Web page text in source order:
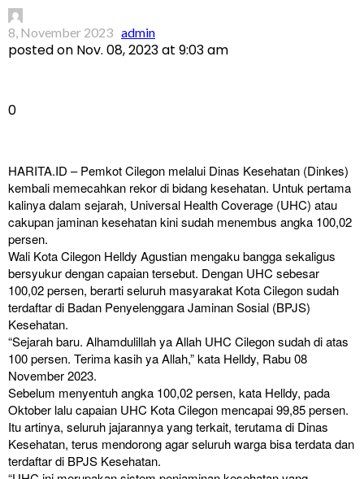
8, November 2023 admin
posted on Nov. 08, 2023 at 9:03 am
0
HARITA.ID – Pemkot Cilegon melalui Dinas Kesehatan (Dinkes)
kembali memecahkan rekor di bidang kesehatan. Untuk pertama
kalinya dalam sejarah, Universal Health Coverage (UHC) atau
cakupan jaminan kesehatan kini sudah menembus angka 100,02
persen.
Wali Kota Cilegon Helldy Agustian mengaku bangga sekaligus
bersyukur dengan capaian tersebut. Dengan UHC sebesar
100,02 persen, berarti seluruh masyarakat Kota Cilegon sudah
terdaftar di Badan Penyelenggara Jaminan Sosial (BPJS)
Kesehatan.
“Sejarah baru. Alhamdulillah ya Allah UHC Cilegon sudah di atas
100 persen. Terima kasih ya Allah,” kata Helldy, Rabu 08
November 2023.
Sebelum menyentuh angka 100,02 persen, kata Helldy, pada
Oktober lalu capaian UHC Kota Cilegon mencapai 99,85 persen.
Itu artinya, seluruh jajarannya yang terkait, terutama di Dinas
Kesehatan, terus mendorong agar seluruh warga bisa terdata dan
terdaftar di BPJS Kesehatan.